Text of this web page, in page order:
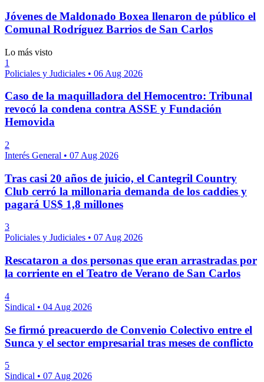
Jóvenes de Maldonado Boxea llenaron de público el
Comunal Rodríguez Barrios de San Carlos
Lo más visto
1
Policiales y Judiciales • 06 Aug 2026
Caso de la maquilladora del Hemocentro: Tribunal
revocó la condena contra ASSE y Fundación
Hemovida
2
Interés General • 07 Aug 2026
Tras casi 20 años de juicio, el Cantegril Country
Club cerró la millonaria demanda de los caddies y
pagará US$ 1,8 millones
3
Policiales y Judiciales • 07 Aug 2026
Rescataron a dos personas que eran arrastradas por
la corriente en el Teatro de Verano de San Carlos
4
Sindical • 04 Aug 2026
Se firmó preacuerdo de Convenio Colectivo entre el
Sunca y el sector empresarial tras meses de conflicto
5
Sindical • 07 Aug 2026